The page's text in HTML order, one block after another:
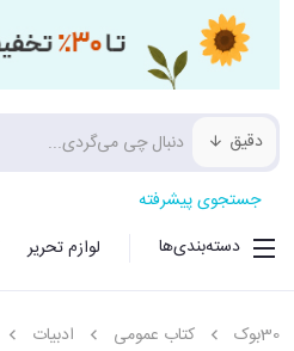
دقیق
جستجوی پیشرفته
دسته‌بندی‌ها
لوازم تحریر
30بوک کتاب عمومی ادبیات